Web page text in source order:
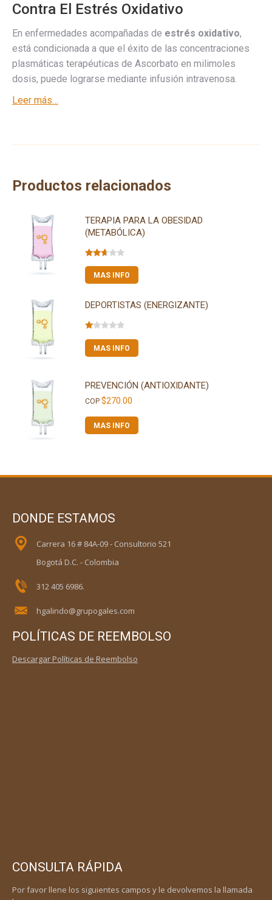
Contra El Estrés Oxidativo
En enfermedades acompañadas de estrés oxidativo,
está condicionada a que el éxito de las concentraciones
plasmáticas terapéuticas de Ascorbato en milimoles
dosis, puede lograrse mediante infusión intravenosa.
Leer más…
Productos relacionados
TERAPIA PARA LA OBESIDAD
(METABÓLICA)
con
2.50
MAS INFO
DEPORTISTAS (ENERGIZANTE)
con
1.00
MAS INFO
PREVENCIÓN (ANTIOXIDANTE)
$270.00
MAS INFO
DONDE ESTAMOS
Carrera 16 # 84A-09 - Consultorio 521
Bogotá D.C. - Colombia
312 405 6986.
hgalindo@grupogales.com
POLÍTICAS DE REEMBOLSO
Descargar Políticas de Reembolso
CONSULTA RÁPIDA
Por favor llene los siguientes campos y le devolvemos la llamada